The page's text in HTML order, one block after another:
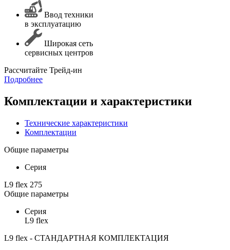
Ввод техники
в эксплуатацию
Широкая сеть
сервисных центров
Раcсчитайте Трейд-ин
Подробнее
Комплектации и характеристики
Технические характеристики
Комплектации
Общие параметры
Серия
L9 flex 275
Общие параметры
Серия
L9 flex
L9 flex - СТАНДАРТНАЯ КОМПЛЕКТАЦИЯ